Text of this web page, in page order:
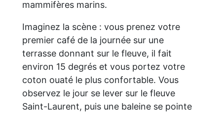
mammifères marins.
Imaginez la scène : vous prenez votre
premier café de la journée sur une
terrasse donnant sur le fleuve, il fait
environ 15 degrés et vous portez votre
coton ouaté le plus confortable. Vous
observez le jour se lever sur le fleuve
Saint-Laurent, puis une baleine se pointe